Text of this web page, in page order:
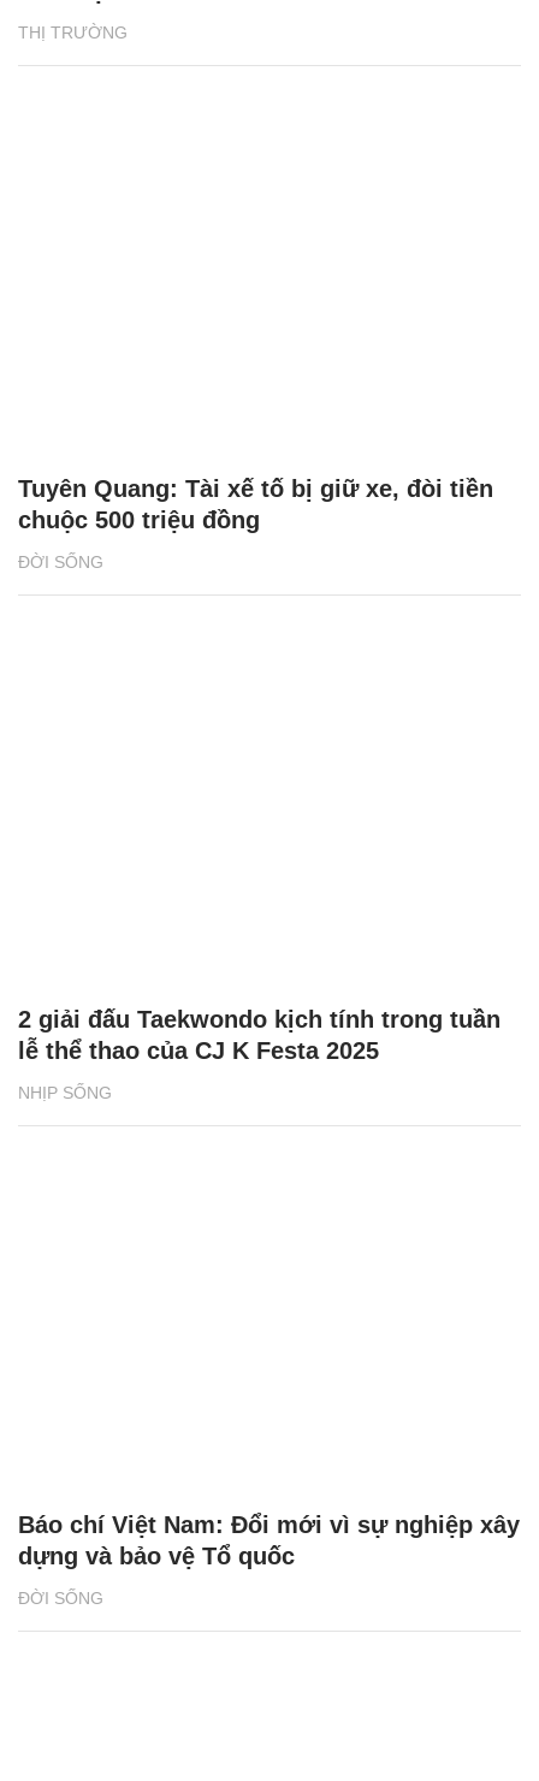
THỊ TRƯỜNG
ĐỜI SỐNG
Tuyên Quang: Tài xế tố bị giữ xe, đòi tiền
chuộc 500 triệu đồng
NHỊP SỐNG
2 giải đấu Taekwondo kịch tính trong tuần
lễ thể thao của CJ K Festa 2025
ĐỜI SỐNG
Báo chí Việt Nam: Đổi mới vì sự nghiệp xây
dựng và bảo vệ Tổ quốc